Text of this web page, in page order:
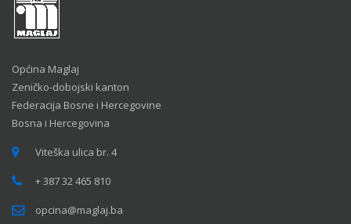
Općina Maglaj
Zeničko-dobojski kanton
Federacija Bosne i Hercegovine
Bosna i Hercegovina
Viteška ulica br. 4
+ 387 32 465 810
opcina@maglaj.ba